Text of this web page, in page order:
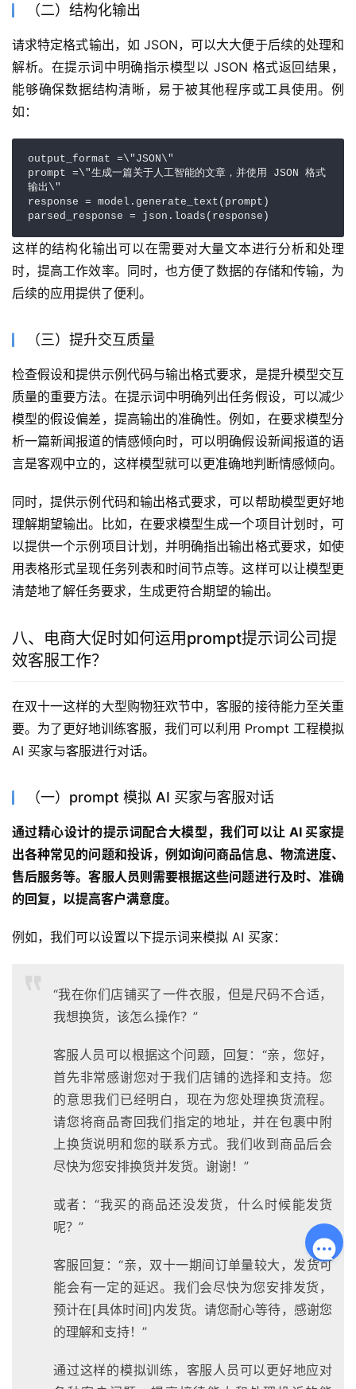
（二）结构化输出
请求特定格式输出，如 JSON，可以大大便于后续的处理和
解析。在提示词中明确指示模型以 JSON 格式返回结果，
能够确保数据结构清晰，易于被其他程序或工具使用。例
如：
output_format =\"JSON\"
prompt =\"生成一篇关于人工智能的文章，并使用 JSON 格式
输出\"
response = model.generate_text(prompt)
parsed_response = json.loads(response)
这样的结构化输出可以在需要对大量文本进行分析和处理
时，提高工作效率。同时，也方便了数据的存储和传输，为
后续的应用提供了便利。
（三）提升交互质量
检查假设和提供示例代码与输出格式要求，是提升模型交互
质量的重要方法。在提示词中明确列出任务假设，可以减少
模型的假设偏差，提高输出的准确性。例如，在要求模型分
析一篇新闻报道的情感倾向时，可以明确假设新闻报道的语
言是客观中立的，这样模型就可以更准确地判断情感倾向。
同时，提供示例代码和输出格式要求，可以帮助模型更好地
理解期望输出。比如，在要求模型生成一个项目计划时，可
以提供一个示例项目计划，并明确指出输出格式要求，如使
用表格形式呈现任务列表和时间节点等。这样可以让模型更
清楚地了解任务要求，生成更符合期望的输出。
八、电商大促时如何运用prompt提示词公司提
效客服工作？
在双十一这样的大型购物狂欢节中，客服的接待能力至关重
要。为了更好地训练客服，我们可以利用 Prompt 工程模拟
AI 买家与客服进行对话。
（一）prompt 模拟 AI 买家与客服对话
通过精心设计的提示词配合大模型，我们可以让 AI 买家提
出各种常见的问题和投诉，例如询问商品信息、物流进度、
售后服务等。客服人员则需要根据这些问题进行及时、准确
的回复，以提高客户满意度。
例如，我们可以设置以下提示词来模拟 AI 买家：
“我在你们店铺买了一件衣服，但是尺码不合适，
我想换货，该怎么操作？”
客服人员可以根据这个问题，回复：“亲，您好，
首先非常感谢您对于我们店铺的选择和支持。您
的意思我们已经明白，现在为您处理换货流程。
请您将商品寄回我们指定的地址，并在包裹中附
上换货说明和您的联系方式。我们收到商品后会
尽快为您安排换货并发货。谢谢！”
或者：“我买的商品还没发货，什么时候能发货
呢？”
客服回复：“亲，双十一期间订单量较大，发货可
能会有一定的延迟。我们会尽快为您安排发货，
预计在[具体时间]内发货。请您耐心等待，感谢您
的理解和支持！”
通过这样的模拟训练，客服人员可以更好地应对